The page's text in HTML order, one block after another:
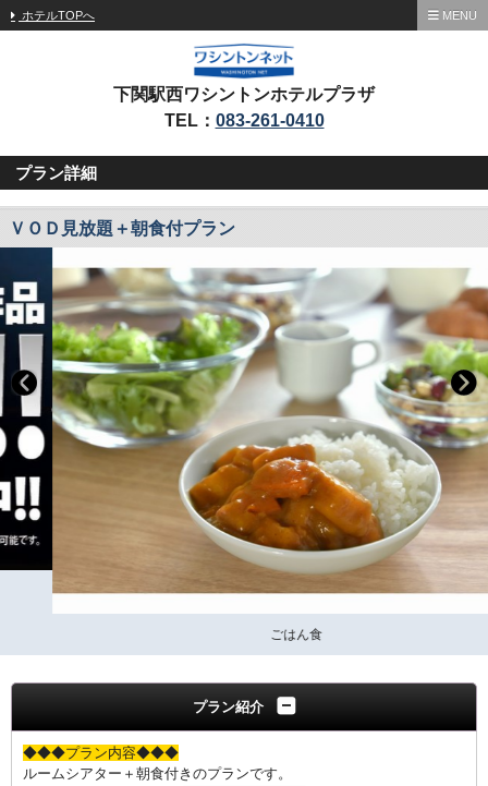
ホテルTOPへ MENU
下関駅西ワシントンホテルプラザ
TEL： 083-261-0410
プラン詳細
ＶＯＤ見放題＋朝食付プラン
プラン紹介
◆◆◆プラン内容◆◆◆
ルームシアター＋朝食付きのプランです。